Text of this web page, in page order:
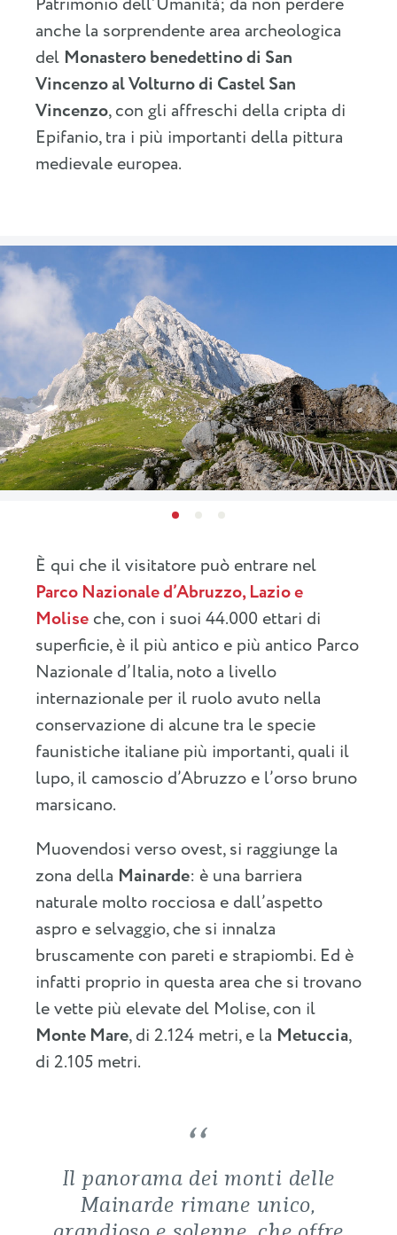
anche la sorprendente area archeologica
del Monastero benedettino di San
Vincenzo al Volturno di Castel San
Vincenzo, con gli affreschi della cripta di
Epifanio, tra i più importanti della pittura
medievale europea.
È qui che il visitatore può entrare nel
Parco Nazionale d’Abruzzo, Lazio e
Molise che, con i suoi 44.000 ettari di
superficie, è il più antico e più antico Parco
Nazionale d’Italia, noto a livello
internazionale per il ruolo avuto nella
conservazione di alcune tra le specie
faunistiche italiane più importanti, quali il
lupo, il camoscio d’Abruzzo e l’orso bruno
marsicano.
Muovendosi verso ovest, si raggiunge la
zona della Mainarde: è una barriera
naturale molto rocciosa e dall’aspetto
aspro e selvaggio, che si innalza
bruscamente con pareti e strapiombi. Ed è
infatti proprio in questa area che si trovano
le vette più elevate del Molise, con il
Monte Mare, di 2.124 metri, e la Metuccia,
di 2.105 metri.
Il panorama dei monti delle
Mainarde rimane unico,